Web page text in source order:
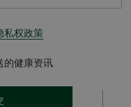
私权政策
的健康资讯